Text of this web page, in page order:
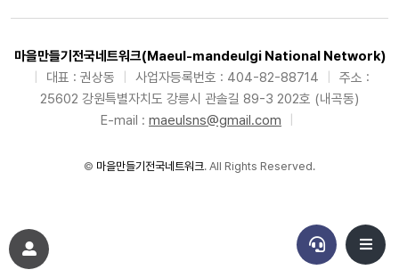
마을만들기전국네트워크(Maeul-mandeulgi National Network)
대표 : 권상동 사업자등록번호 : 404-82-88714
주소 :
25602 강원특별자치도 강릉시 관솔길 89-3 202호 (내곡동)
E-mail : maeulsns@gmail.com
© 마을만들기전국네트워크. All Rights Reserved.